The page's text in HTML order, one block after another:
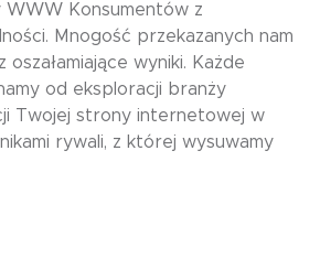
WWW Konsumentów z
Mnogość przekazanych nam
oszałamiające wyniki. Każde
od eksploracji branży
Twojej strony internetowej w
rywali, z której wysuwamy